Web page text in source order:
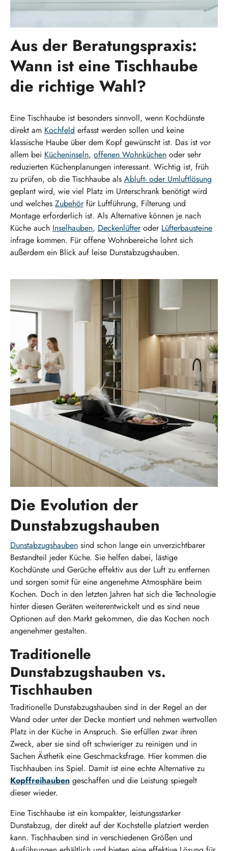
Aus der Beratungspraxis:
Wann ist eine Tischhaube
die richtige Wahl?
Eine Tischhaube ist besonders sinnvoll, wenn Kochdünste
direkt am Kochfeld erfasst werden sollen und keine
klassische Haube über dem Kopf gewünscht ist. Das ist vor
allem bei Kücheninseln, offenen Wohnküchen oder sehr
reduzierten Küchenplanungen interessant. Wichtig ist, früh
zu prüfen, ob die Tischhaube als Abluft- oder Umluftlösung
geplant wird, wie viel Platz im Unterschrank benötigt wird
und welches Zubehörfür Luftführung, Filterung und
Montage erforderlich ist. Als Alternative können je nach
Küche auch Inselhauben, Deckenlüfteroder Lüfterbausteine
infrage kommen. Für offene Wohnbereiche lohnt sich
außerdem ein Blick auf leise Dunstabzugshauben.
Die Evolution der
Dunstabzugshauben
Dunstabzugshauben sind schon lange ein unverzichtbarer
Bestandteil jeder Küche. Sie helfen dabei, lästige
Kochdünste und Gerüche effektiv aus der Luft zu entfernen
und sorgen somit für eine angenehme Atmosphäre beim
Kochen. Doch in den letzten Jahren hat sich die Technologie
hinter diesen Geräten weiterentwickelt und es sind neue
Optionen auf den Markt gekommen, die das Kochen noch
angenehmer gestalten.
Traditionelle
Dunstabzugshauben vs.
Tischhauben
Traditionelle Dunstabzugshauben sind in der Regel an der
Wand oder unter der Decke montiert und nehmen wertvollen
Platz in der Küche in Anspruch. Sie erfüllen zwar ihren
Zweck, aber sie sind oft schwieriger zu reinigen und in
Sachen Ästhetik eine Geschmacksfrage. Hier kommen die
Tischhauben ins Spiel. Damit ist eine echte Alternative zu
Kopffreihauben geschaffen und die Leistung spiegelt
dieser wieder.
Eine Tischhaube ist ein kompakter, leistungsstarker
Dunstabzug, der direkt auf der Kochstelle platziert werden
kann. Tischhauben sind in verschiedenen Größen und